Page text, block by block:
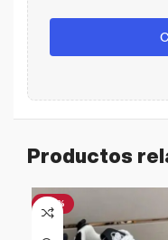
Productos
-26%